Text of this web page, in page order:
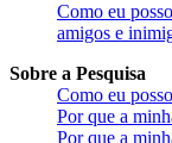
Como eu
amigos e
Sobre a Pesquisa
Como eu
Por que a
Por que a